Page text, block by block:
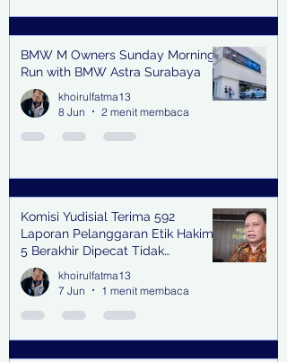
BMW M Owners Sunday Morning
Run with BMW Astra Surabaya
khoirulfatma13
8 Jun
2 menit membaca
Komisi Yudisial Terima 592
Laporan Pelanggaran Etik Hakim,
5 Berakhir Dipecat Tidak
Terhormat
khoirulfatma13
7 Jun
1 menit membaca